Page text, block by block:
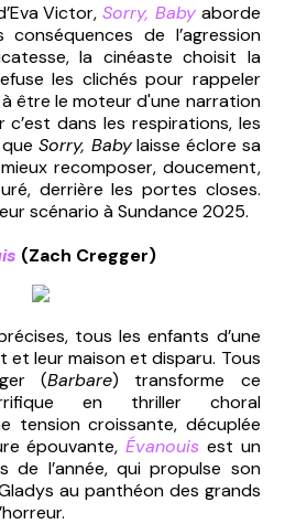
Victor,Sorry, Babyaborde
de l’agression
la cinéaste choisit la
les clichés pour rappeler
à être le moteur d'une narration
c’est dans les respirations, les
Sorry, Babylaisse éclore sa
recomposer, doucement,
derrière les portes closes.
scénario à Sundance 2025.
(Zach Cregger)
tous les enfants d’une
leur maison et disparu. Tous
(Barbare) transforme ce
en thriller choral
tension croissante, décuplée
épouvante,Évanouis est un
de l’année, qui propulse son
au panthéon des grands